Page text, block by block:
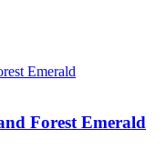
Forest Emerald